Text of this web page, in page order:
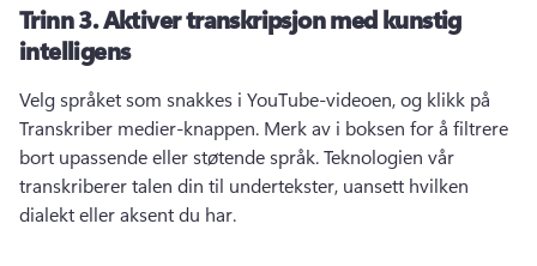
Trinn 3.Aktiver transkripsjon med kunstig
intelligens
Velg språket som snakkes i YouTube-videoen, og klikk på
Transkriber medier-knappen. Merk av i boksen for å filtrere
bort upassende eller støtende språk. Teknologien vår
transkriberer talen din til undertekster, uansett hvilken
dialekt eller aksent du har.